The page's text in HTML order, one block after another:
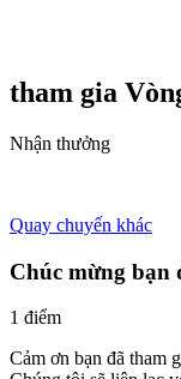
tham gia
Nhận thưởng
Quay chuyến khác
Chúc mừng bạn
1 điểm
Cảm ơn bạn đã tham